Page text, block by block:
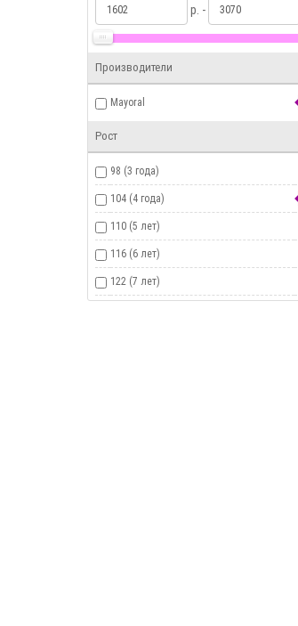
р. -
Производители
Mayoral
Рост
98 (3 года)
104 (4 года)
110 (5 лет)
116 (6 лет)
122 (7 лет)